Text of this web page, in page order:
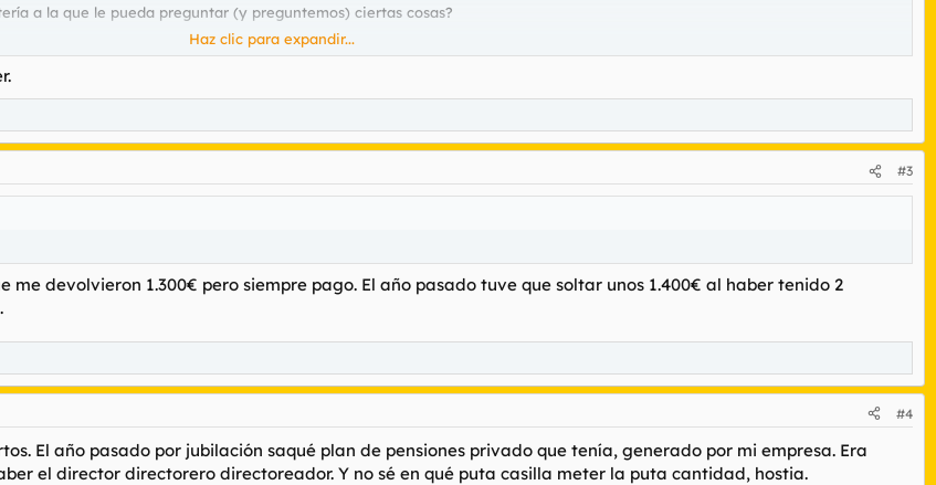
a la que le pueda preguntar (y preguntemos) ciertas cosas?
hombre no declara todo lo que vende por Wallapop
español que había empezado desde 0 en Marruecos, de irse con lo mínimo y pasarlo canutas, hasta ya tener un buen
da igual como consigas el dinero, tú lleva el dinero al banco y te hacen UNA OLA, sin chorradas ni mierdas.
siga volando y CONTAMINANDO HIJOS DE PUTA.
Haz clic para expandir...
#3
me devolvieron 1.300€ pero siempre pago. El año pasado tuve que soltar unos 1.400€ al haber tenido 2
#4
El año pasado por jubilación saqué plan de pensiones privado que tenía, generado por mi empresa. Era
el director directorero directoreador. Y no sé en qué puta casilla meter la puta cantidad, hostia.